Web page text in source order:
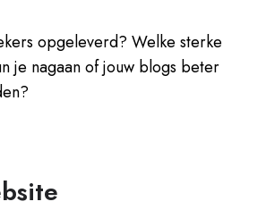
opgeleverd? Welke sterke
je nagaan of jouw blogs beter